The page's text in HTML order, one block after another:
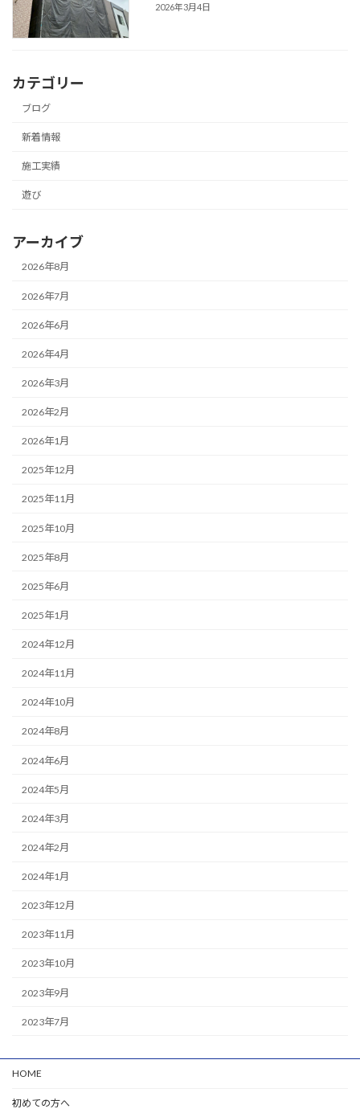
2026年3月4日
カテゴリー
ブログ
新着情報
施工実績
遊び
アーカイブ
2026年8月
2026年7月
2026年6月
2026年4月
2026年3月
2026年2月
2026年1月
2025年12月
2025年11月
2025年10月
2025年8月
2025年6月
2025年1月
2024年12月
2024年11月
2024年10月
2024年8月
2024年6月
2024年5月
2024年3月
2024年2月
2024年1月
2023年12月
2023年11月
2023年10月
2023年9月
2023年7月
HOME
初めての方へ